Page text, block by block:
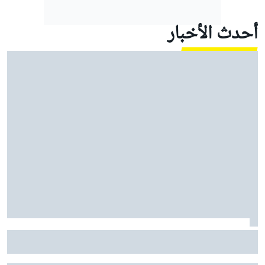
أحدث الأخبار
موتو جي بي: مارتين يقود أبريليا إلى ثلاثية في السباق